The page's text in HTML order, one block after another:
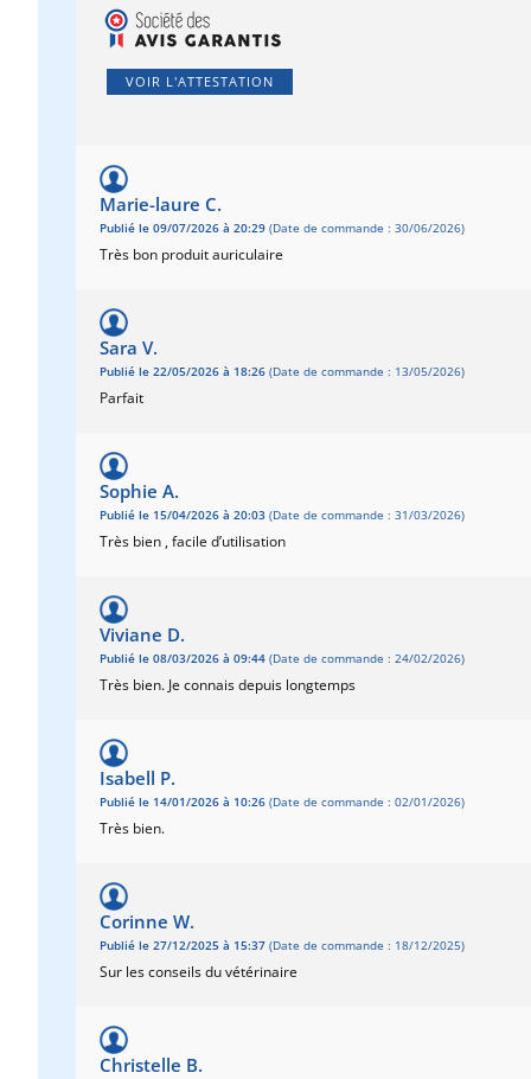
VOIR L'ATTESTATION
Marie-laure C.
Publié le 09/07/2026 à 20:29 (Date de commande : 30/06/2026)
Très bon produit auriculaire
Sara V.
Publié le 22/05/2026 à 18:26 (Date de commande : 13/05/2026)
Parfait
Sophie A.
Publié le 15/04/2026 à 20:03 (Date de commande : 31/03/2026)
Très bien , facile d’utilisation
Viviane D.
Publié le 08/03/2026 à 09:44 (Date de commande : 24/02/2026)
Très bien. Je connais depuis longtemps
Isabell P.
Publié le 14/01/2026 à 10:26 (Date de commande : 02/01/2026)
Très bien.
Corinne W.
Publié le 27/12/2025 à 15:37 (Date de commande : 18/12/2025)
Sur les conseils du vétérinaire
Christelle B.